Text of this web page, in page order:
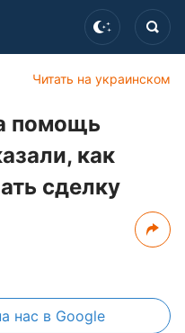
Читать на украинском
помощь
как
сделку
нас в Google